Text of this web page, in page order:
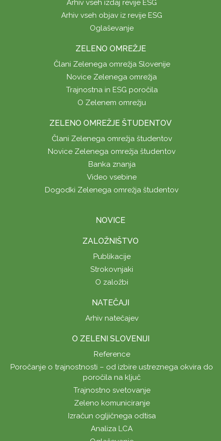
Arhiv vseh izdaj revije ESG
Arhiv vseh objav iz revije ESG
Oglaševanje
ZELENO OMREŽJE
Člani Zelenega omrežja Slovenije
Novice Zelenega omrežja
Trajnostna in ESG poročila
O Zelenem omrežju
ZELENO OMREŽJE ŠTUDENTOV
Člani Zelenega omrežja študentov
Novice Zelenega omrežja študentov
Banka znanja
Video vsebine
Dogodki Zelenega omrežja študentov
NOVICE
ZALOŽNIŠTVO
Publikacije
Strokovnjaki
O založbi
NATEČAJI
Arhiv natečajev
O ZELENI SLOVENIJI
Reference
Poročanje o trajnostnosti – od izbire ustreznega okvira do
poročila na ključ
Trajnostno svetovanje
Zeleno komuniciranje
Izračun ogljičnega odtisa
Analiza LCA